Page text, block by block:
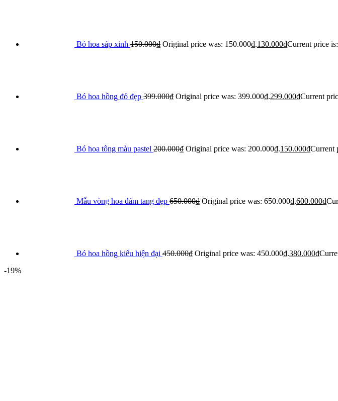
Bó hoa sáp xinh 150.000₫ Original price was: 150.000₫.130.000₫Current price
Bó hoa hồng đỏ đẹp 399.000₫ Original price was: 399.000₫.299.000₫Current
Bó hoa tông màu pastel 200.000₫ Original price was: 200.000₫.150.000₫Current
Mẫu vòng hoa đám tang đẹp 650.000₫ Original price was: 650.000₫.600.000₫
Bó hoa hồng kiểu hiện đại 450.000₫ Original price was: 450.000₫.380.000₫
-19%